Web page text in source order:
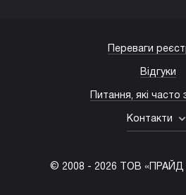
© 2008 - 2026 ТОВ «ПРАЙД
Переваги
Відгуки
Питання, які
Контакти